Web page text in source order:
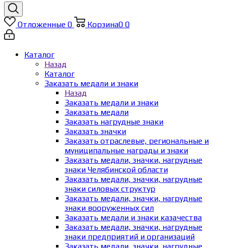
Отложенные 0 Корзина0 0
Каталог
Назад
Каталог
Заказать медали и знаки
Назад
Заказать медали и знаки
Заказать медали
Заказать нагрудные знаки
Заказать значки
Заказать отраслевые, региональные и
муниципальные награды и знаки
Заказать медали, значки, нагрудные
знаки Челябинской области
Заказать медали, значки, нагрудные
знаки силовых структур
Заказать медали, значки, нагрудные
знаки вооруженных сил
Заказать медали и знаки казачества
Заказать медали, значки, нагрудные
знаки предприятий и организаций